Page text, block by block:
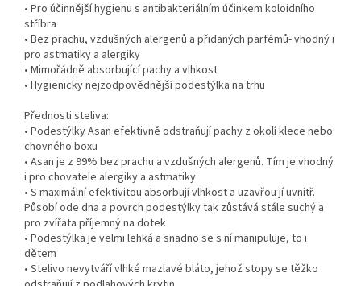
• Pro účinnější hygienu s antibakteriálním účinkem koloidního
stříbra
• Bez prachu, vzdušných alergenů a přidaných parfémů- vhodný i
pro astmatiky a alergiky
• Mimořádně absorbující pachy a vlhkost
• Hygienicky nejzodpovědnější podestýlka na trhu
Přednosti steliva:
• Podestýlky Asan efektivně odstraňují pachy z okolí klece nebo
chovného boxu
• Asan je z 99% bez prachu a vzdušných alergenů. Tím je vhodný
i pro chovatele alergiky a astmatiky
• S maximální efektivitou absorbují vlhkost a uzavřou jí uvnitř.
Působí ode dna a povrch podestýlky tak zůstává stále suchý a
pro zvířata příjemný na dotek
• Podestýlka je velmi lehká a snadno se s ní manipuluje, to i
dětem
• Stelivo nevytváří vlhké mazlavé bláto, jehož stopy se těžko